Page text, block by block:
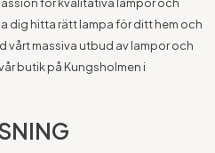
dig hitta rätt lampa för ditt hem och
vårt massiva utbud av lampor och
butik på Kungsholmen i